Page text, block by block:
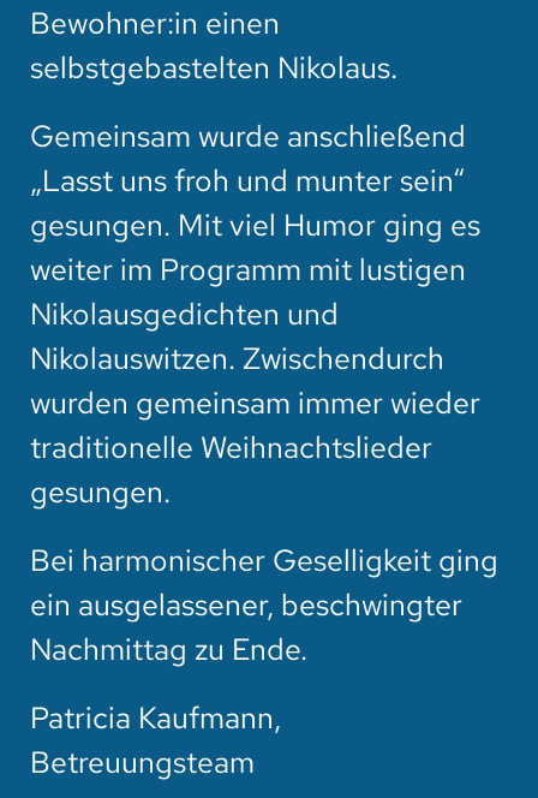
Bewohner:in einen
selbstgebastelten Nikolaus.
Gemeinsam wurde anschließend
„Lasst uns froh und munter sein“
gesungen. Mit viel Humor ging es
weiter im Programm mit lustigen
Nikolausgedichten und
Nikolauswitzen. Zwischendurch
wurden gemeinsam immer wieder
traditionelle Weihnachtslieder
gesungen.
Bei harmonischer Geselligkeit ging
ein ausgelassener, beschwingter
Nachmittag zu Ende.
Patricia Kaufmann,
Betreuungsteam